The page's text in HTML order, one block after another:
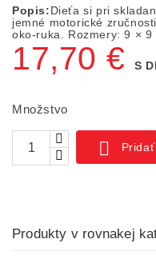
Popis:Dieťa si pri
jemné motorické
oko-ruka. Rozmery: 9 × 9
17,70 € S
Množstvo

Produkty v rovnakej